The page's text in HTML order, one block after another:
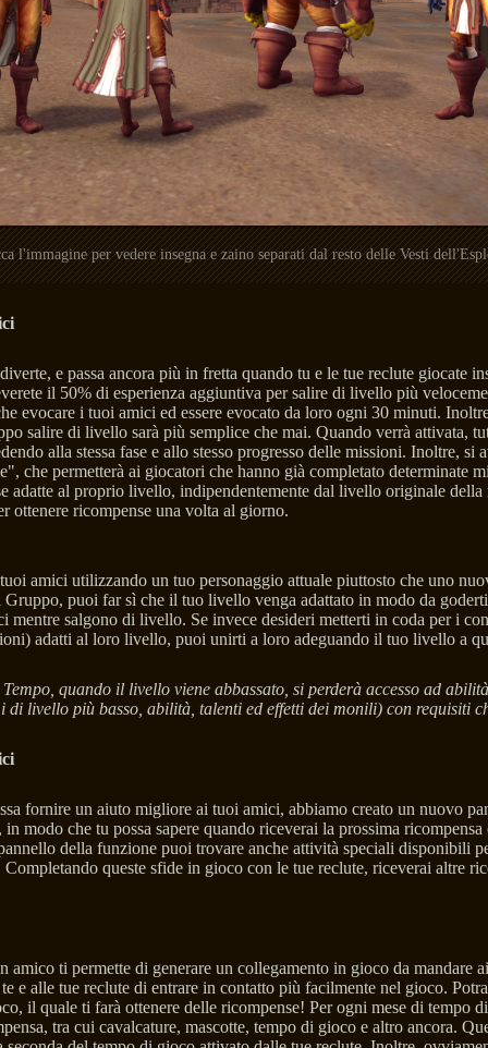
l'immagine per vedere insegna e zaino separati dal resto delle Vesti
e passa ancora più in fretta quando tu e le tue reclute giocate
il 50% di esperienza aggiuntiva per salire di livello più
evocare i tuoi amici ed essere evocato da loro ogni 30 minuti.
salire di livello sarà più semplice che mai. Quando verrà attivata,
alla stessa fase e allo stesso progresso delle missioni. Inoltre, si
che permetterà ai giocatori che hanno già completato determinate
adatte al proprio livello, indipendentemente dal livello originale
ottenere ricompense una volta al giorno.
amici utilizzando un tuo personaggio attuale piuttosto che uno
puoi far sì che il tuo livello venga adattato in modo da
mentre salgono di livello. Se invece desideri metterti in coda per i
adatti al loro livello, puoi unirti a loro adeguando il tuo livello a
quando il livello viene abbassato, si perderà accesso ad
di livello più basso, abilità, talenti ed effetti dei monili) con requisiti
fornire un aiuto migliore ai tuoi amici, abbiamo creato un nuovo
modo che tu possa sapere quando riceverai la prossima ricompensa
della funzione puoi trovare anche attività speciali disponibili
queste sfide in gioco con le tue reclute, riceverai altre
amico ti permette di generare un collegamento in gioco da mandare
e alle tue reclute di entrare in contatto più facilmente nel gioco.
il quale ti farà ottenere delle ricompense! Per ogni mese di tempo
tra cui cavalcature, mascotte, tempo di gioco e altro ancora.